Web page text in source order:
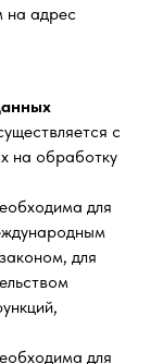
на адрес
с
на обработку
для
для
для